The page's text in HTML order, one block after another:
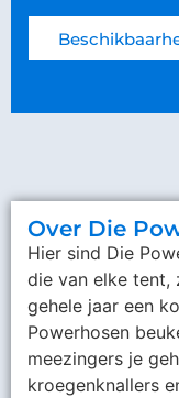
Over Die
Hier sind Die
die van elke tent,
gehele jaar een
Powerhosen
meezingers je
kroegenknallers